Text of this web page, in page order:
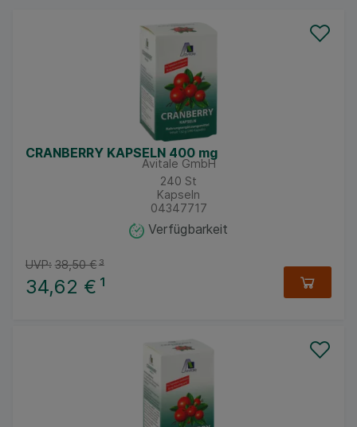
CRANBERRY KAPSELN 400 mg
Avitale GmbH
240 St
Kapseln
04347717
Verfügbarkeit
34,62 € ¹
UVP: 38,50 €³